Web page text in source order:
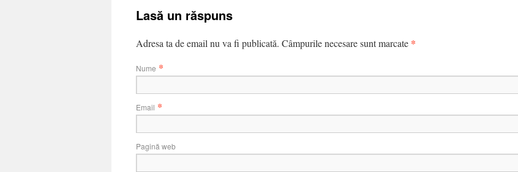
Lasă un răspuns
Adresa ta de email nu va fi publicată. Câmpurile necesare sunt marcate *
Nume *
Email *
Pagină web